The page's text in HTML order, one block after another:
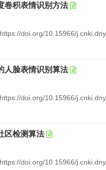
卷积表情识别方法
https://doi.org/10.15966/
人脸表情识别算法
https://doi.org/10.15966/
区检测算法
https://doi.org/10.15966/